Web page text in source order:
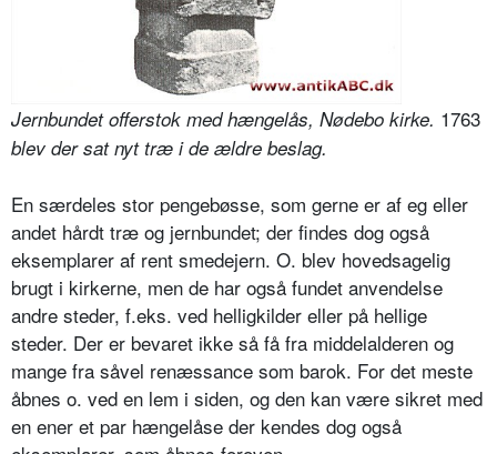
Jernbundet offerstok med hængelås, Nødebo kirke. 1763
blev der sat nyt træ i de ældre beslag.
En særdeles stor pengebøsse, som gerne er af eg eller
andet hårdt træ og jernbundet; der findes dog også
eksemplarer af rent smedejern. O. blev hovedsagelig
brugt i kirkerne, men de har også fundet anvendelse
andre steder, f.eks. ved helligkilder eller på hellige
steder. Der er bevaret ikke så få fra middelalderen og
mange fra såvel renæssance som barok. For det meste
åbnes o. ved en lem i siden, og den kan være sikret med
en ener et par hængelåse der kendes dog også